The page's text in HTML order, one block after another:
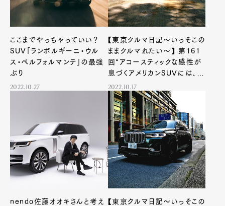
ここまでやっちゃっていい？
SUV「ランボルギーニ・ウル
ス・ペルフォルマンテ」の最強
ぶり
2022.10.27
【東京クルマ日記〜いっそこの
ままクルマれたい〜】 第161
回“アコースティックな感性が
息づくアメリカンSUVには、心
和ませる木の温もりがあった”
2022.10.17
nendo佐藤オオキさんと考え
【東京クルマ日記〜いっそこの